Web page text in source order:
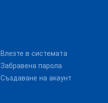
Влезте в системата
Забравена парола
Създаване на акаунт